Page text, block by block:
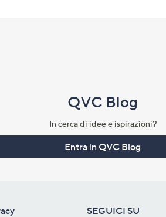
QVC Blog
In cerca di idee e ispirazioni?
Entra in QVC Blog
SEGUICI SU